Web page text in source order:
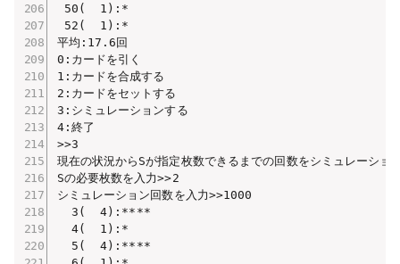
50(  1):*
52(  1):*
平均:17.6回
0:カードを引く
1:カードを合成する
2:カードをセットする
3:シミュレーションする
4:終了
>>3
現在の状況からSが指定枚数できるまでの回数をシミュレーショ
Sの必要枚数を入力>>2
シミュレーション回数を入力>>1000
  3(  4):****
  4(  1):*
  5(  4):****